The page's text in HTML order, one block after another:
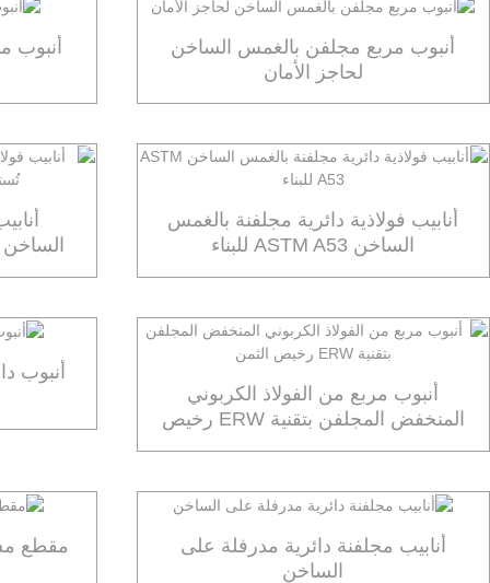
أنبوب
أنبوب مربع مجلفن بالغمس الساخن
لحاجز الأمان
أنابيب فولاذية دائرية مجلفنة بالغمس
الساخن ASTM A53 للبناء
أنبوب
أنبوب مربع من الفولاذ الكربوني
المنخفض المجلفن بتقنية ERW رخيص
مقطع
أنابيب مجلفنة دائرية مدرفلة على
الساخن